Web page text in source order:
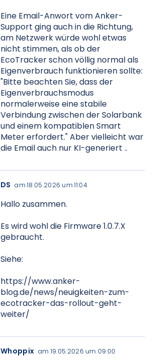
Eine Email-Anwort vom Anker-
Support ging auch in die Richtung,
am Netzwerk würde wohl etwas
nicht stimmen, als ob der
EcoTracker schon völlig normal als
Eigenverbrauch funktionieren sollte:
"Bitte beachten Sie, dass der
Eigenverbrauchsmodus
normalerweise eine stabile
Verbindung zwischen der Solarbank
und einem kompatiblen Smart
Meter erfordert." Aber vielleicht war
die Email auch nur KI-generiert ..
DS am 18.05.2026 um 11:04
Hallo zusammen.
Es wird wohl die Firmware 1.0.7.X
gebraucht.
Siehe:
https://www.anker-
blog.de/news/neuigkeiten-zum-
ecotracker-das-rollout-geht-
weiter/
Whoppix am 19.05.2026 um 09:00